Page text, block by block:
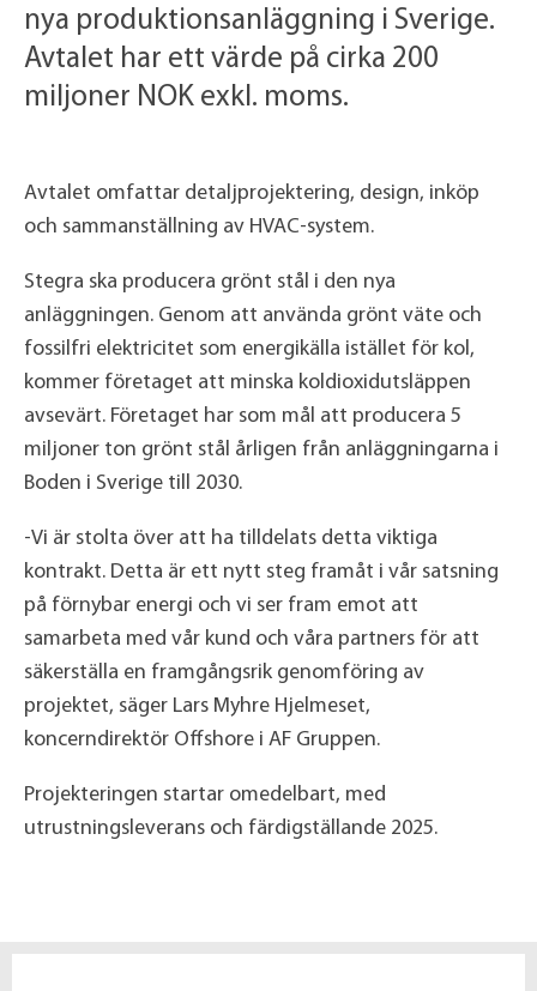
nya produktionsanläggning i Sverige.
Avtalet har ett värde på cirka 200
miljoner NOK exkl. moms.
Avtalet omfattar detaljprojektering, design, inköp
och sammanställning av HVAC-system.
Stegra ska producera grönt stål i den nya
anläggningen. Genom att använda grönt väte och
fossilfri elektricitet som energikälla istället för kol,
kommer företaget att minska koldioxidutsläppen
avsevärt. Företaget har som mål att producera 5
miljoner ton grönt stål årligen från anläggningarna i
Boden i Sverige till 2030.
-Vi är stolta över att ha tilldelats detta viktiga
kontrakt. Detta är ett nytt steg framåt i vår satsning
på förnybar energi och vi ser fram emot att
samarbeta med vår kund och våra partners för att
säkerställa en framgångsrik genomföring av
projektet, säger Lars Myhre Hjelmeset,
koncerndirektör Offshore i AF Gruppen.
Projekteringen startar omedelbart, med
utrustningsleverans och färdigställande 2025.